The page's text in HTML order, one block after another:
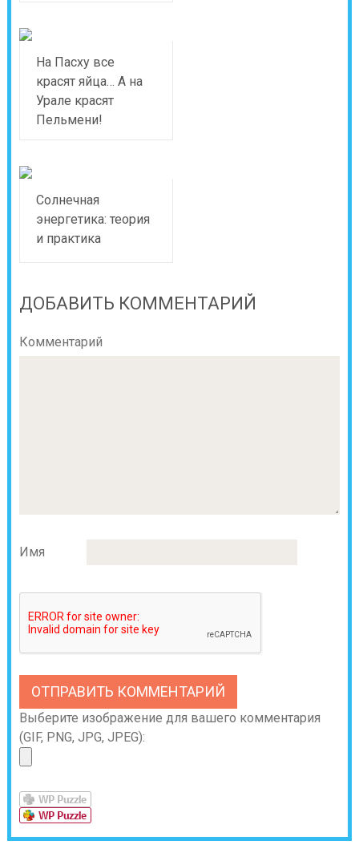
На Пасху все
красят яйца… А на
Урале красят
Пельмени!
Солнечная
энергетика: теория
и практика
ДОБАВИТЬ КОММЕНТАРИЙ
Комментарий
Имя
Выберите изображение для вашего комментария
(GIF, PNG, JPG, JPEG):